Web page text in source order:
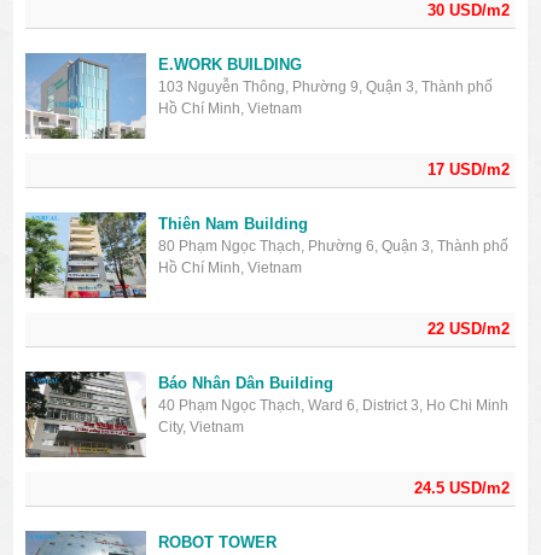
30 USD/m2
17 USD/m2
E.WORK BUILDING
103 Nguyễn Thông, Phường 9, Quận 3, Thành phố
Hồ Chí Minh, Vietnam
22 USD/m2
Thiên Nam Building
80 Phạm Ngọc Thạch, Phường 6, Quận 3, Thành phố
Hồ Chí Minh, Vietnam
24.5 USD/m2
Báo Nhân Dân Building
40 Phạm Ngọc Thạch, Ward 6, District 3, Ho Chi Minh
City, Vietnam
ROBOT TOWER